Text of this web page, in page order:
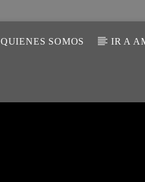
QUIENES SOMOS IR A